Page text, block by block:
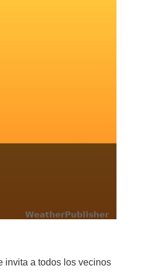
invita a todos los vecinos